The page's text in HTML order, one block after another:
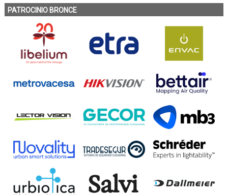
PATROCINIO BRONCE